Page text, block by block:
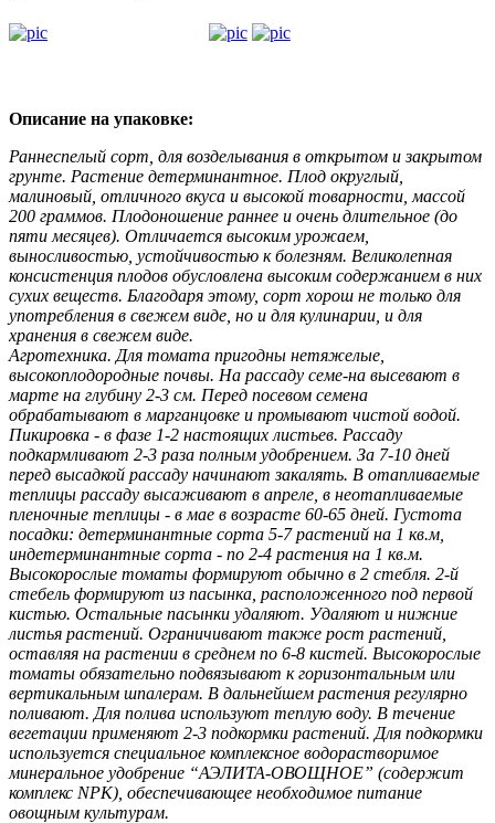
Описание на упаковке:
Раннеспелый сорт, для возделывания в открытом и закрытом
грунте. Растение детерминантное. Плод округлый,
малиновый, отличного вкуса и высокой товарности, массой
200 граммов. Плодоношение раннее и очень длительное (до
пяти месяцев). Отличается высоким урожаем,
выносливостью, устойчивостью к болезням. Великолепная
консистенция плодов обусловлена высоким содержанием в них
сухих веществ. Благодаря этому, сорт хорош не только для
употребления в свежем виде, но и для кулинарии, и для
хранения в свежем виде.
Агротехника. Для томата пригодны нетяжелые,
высокоплодородные почвы. На рассаду семе-на высевают в
марте на глубину 2-3 см. Перед посевом семена
обрабатывают в марганцовке и промывают чистой водой.
Пикировка - в фазе 1-2 настоящих листьев. Рассаду
подкармливают 2-3 раза полным удобрением. За 7-10 дней
перед высадкой рассаду начинают закалять. В отапливаемые
теплицы рассаду высаживают в апреле, в неотапливаемые
пленочные теплицы - в мае в возрасте 60-65 дней. Густота
посадки: детерминантные сорта 5-7 растений на 1 кв.м,
индетерминантные сорта - по 2-4 растения на 1 кв.м.
Высокорослые томаты формируют обычно в 2 стебля. 2-й
стебель формируют из пасынка, расположенного под первой
кистью. Остальные пасынки удаляют. Удаляют и нижние
листья растений. Ограничивают также рост растений,
оставляя на растении в среднем по 6-8 кистей. Высокорослые
томаты обязательно подвязывают к горизонтальным или
вертикальным шпалерам. В дальнейшем растения регулярно
поливают. Для полива используют теплую воду. В течение
вегетации применяют 2-3 подкормки растений. Для подкормки
используется специальное комплексное водорастворимое
минеральное удобрение “АЭЛИТА-ОВОЩНОЕ” (содержит
комплекс NPK), обеспечивающее необходимое питание
овощным культурам.